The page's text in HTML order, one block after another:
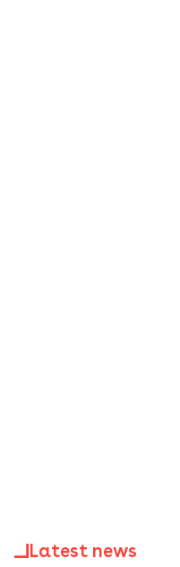
Latest news